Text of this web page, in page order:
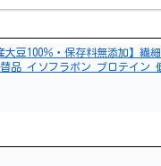
豆100％・保存料無添加】繊
品 イソフラボン プロテイ